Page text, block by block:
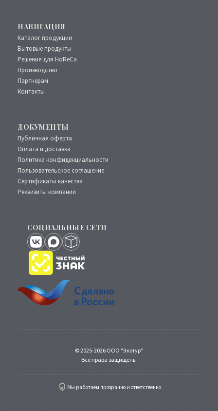
НАВИГАЦИЯ
Каталог продукции
Бытовые продукты
Решения для HoReCa
Производство
Партнерам
Контакты
ДОКУМЕНТЫ
Публичная оферта
Оплата и доставка
Политика конфиденциальности
Пользовательское соглашение
Сертификаты качества
Реквизиты компании
СОЦИАЛЬНЫЕ СЕТИ
© 2025-2026 ООО "Экотур"
Все права защищены
Мы работаем прозрачно и ответственно